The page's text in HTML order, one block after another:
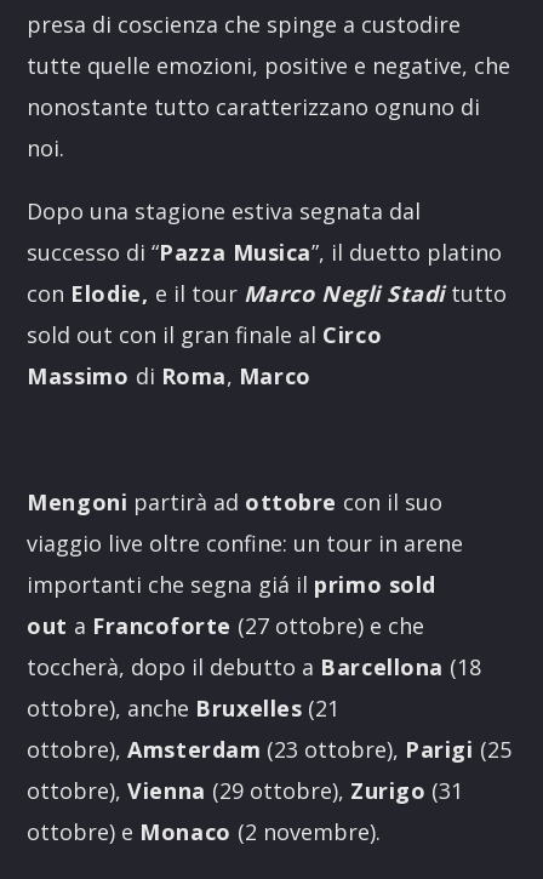
presa di coscienza che spinge a custodire
tutte quelle emozioni, positive e negative, che
nonostante tutto caratterizzano ognuno di
noi.
Dopo una stagione estiva segnata dal
successo di “Pazza Musica”, il duetto platino
con Elodie, e il tour Marco Negli Staditutto
sold out con il gran finale al Circo
Massimo di Roma, Marco
Mengoni partirà ad ottobre con il suo
viaggio live oltre confine: un tour in arene
importanti che segna giá il primo sold
out a Francoforte (27 ottobre) e che
toccherà, dopo il debutto a Barcellona (18
ottobre), anche Bruxelles (21
ottobre),Amsterdam (23 ottobre), Parigi (25
ottobre),Vienna (29 ottobre), Zurigo (31
ottobre) e Monaco (2 novembre).